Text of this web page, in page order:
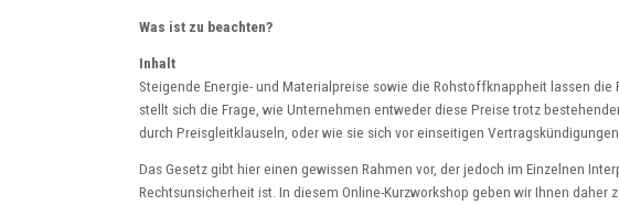
Was ist zu beachten?
Inhalt
Steigende Energie- und Materialpreise sowie die Rohstoffknappheit lassen
stellt sich die Frage, wie Unternehmen entweder diese Preise trotz
durch Preisgleitklauseln, oder wie sie sich vor einseitigen
Das Gesetz gibt hier einen gewissen Rahmen vor, der jedoch im Einzelnen
Rechtsunsicherheit ist. In diesem Online-Kurzworkshop geben wir Ihnen daher